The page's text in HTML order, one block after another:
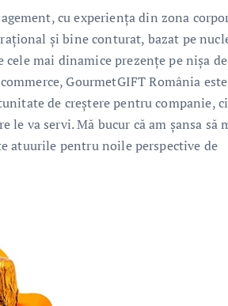
cu experiența din zona
și bine conturat, bazat pe
mai dinamice prezențe pe nișa de
GourmetGIFT România este
de creștere pentru companie,
va servi. Mă bucur că am șansa să
atuurile pentru noile perspective de